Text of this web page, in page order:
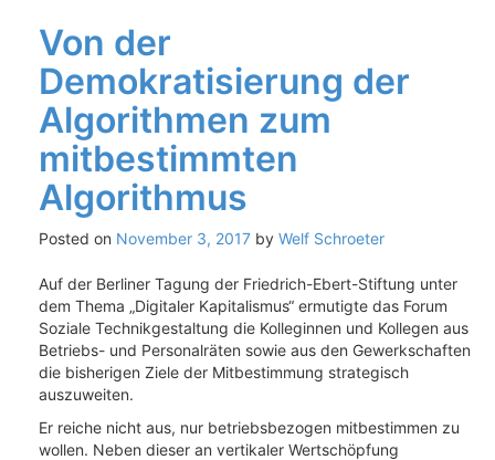
Von der
Demokratisierung der
Algorithmen zum
mitbestimmten
Algorithmus
Posted on November 3, 2017 by Welf Schroeter
Auf der Berliner Tagung der Friedrich-Ebert-Stiftung unter
dem Thema „Digitaler Kapitalismus“ ermutigte das Forum
Soziale Technikgestaltung die Kolleginnen und Kollegen aus
Betriebs- und Personalräten sowie aus den Gewerkschaften
die bisherigen Ziele der Mitbestimmung strategisch
auszuweiten.
Er reiche nicht aus, nur betriebsbezogen mitbestimmen zu
wollen. Neben dieser an vertikaler Wertschöpfung